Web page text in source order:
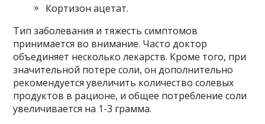
Кортизон ацетат.
Тип заболевания и тяжесть симптомов
принимается во внимание. Часто доктор
объединяет несколько лекарств. Кроме того, при
значительной потере соли, он дополнительно
рекомендуется увеличить количество солевых
продуктов в рационе, и общее потребление соли
увеличивается на 1-3 грамма.